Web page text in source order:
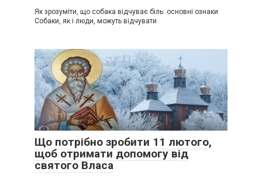
Як зрозуміти, що собака відчуває біль: основні ознаки
Собаки, як і люди, можуть відчувати
Що потрібно зробити 11 лютого,
щоб отримати допомогу від
святого Власа